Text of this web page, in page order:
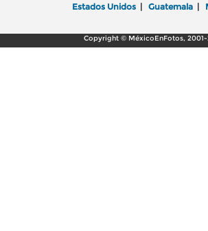
Estados Unidos | Guatemala |
Copyright © MéxicoEnFotos, 2001-